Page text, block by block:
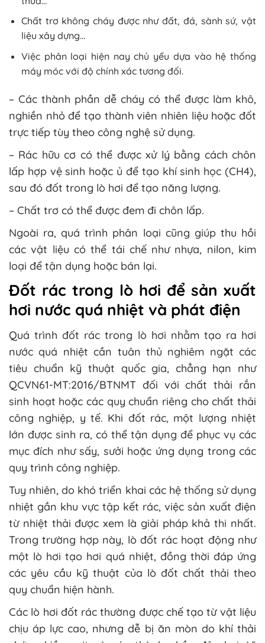
Chất trơ không cháy được như đất, đá, sành sứ, vật
liệu xây dựng…
Việc phân loại hiện nay chủ yếu dựa vào hệ thống
máy móc với độ chính xác tương đối.
– Các thành phần dễ cháy có thể được làm khô,
nghiền nhỏ để tạo thành viên nhiên liệu hoặc đốt
trực tiếp tùy theo công nghệ sử dụng.
– Rác hữu cơ có thể được xử lý bằng cách chôn
lấp hợp vệ sinh hoặc ủ để tạo khí sinh học (CH4),
sau đó đốt trong lò hơi để tạo năng lượng.
– Chất trơ có thể được đem đi chôn lấp.
Ngoài ra, quá trình phân loại cũng giúp thu hồi
các vật liệu có thể tái chế như nhựa, nilon, kim
loại để tận dụng hoặc bán lại.
Đốt rác trong lò hơi để sản xuất
hơi nước quá nhiệt và phát điện
Quá trình đốt rác trong lò hơi nhằm tạo ra hơi
nước quá nhiệt cần tuân thủ nghiêm ngặt các
tiêu chuẩn kỹ thuật quốc gia, chẳng hạn như
QCVN61-MT:2016/BTNMT đối với chất thải rắn
sinh hoạt hoặc các quy chuẩn riêng cho chất thải
công nghiệp, y tế. Khi đốt rác, một lượng nhiệt
lớn được sinh ra, có thể tận dụng để phục vụ các
mục đích như sấy, sưởi hoặc ứng dụng trong các
quy trình công nghiệp.
Tuy nhiên, do khó triển khai các hệ thống sử dụng
nhiệt gần khu vực tập kết rác, việc sản xuất điện
từ nhiệt thải được xem là giải pháp khả thi nhất.
Trong trường hợp này, lò đốt rác hoạt động như
một lò hơi tạo hơi quá nhiệt, đồng thời đáp ứng
các yêu cầu kỹ thuật của lò đốt chất thải theo
quy chuẩn hiện hành.
Các lò hơi đốt rác thường được chế tạo từ vật liệu
chịu áp lực cao, nhưng dễ bị ăn mòn do khí thải